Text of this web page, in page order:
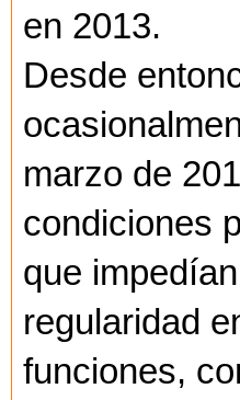
en 2013.
Desde
marzo de
condiciones
que
regularidad
funciones,